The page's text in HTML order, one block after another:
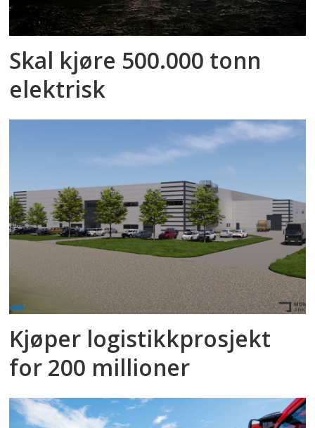
Skal kjøre 500.000 tonn
elektrisk
Kjøper logistikkprosjekt
for 200 millioner